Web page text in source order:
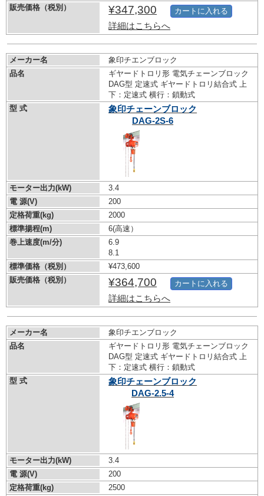
販売価格（税別） ¥347,300
詳細はこちらへ
カートに入れる
メーカー名
象印チエンブロック
品名
ギヤードトロリ形 電気チェーンブロック
DAG型 定速式 ギヤードトロリ結合式 上
下：定速式 横行：鎖動式
型 式
象印チェーンブロック
DAG-2S-6
モーター出力(kW)
3.4
電 源(V)
200
定格荷重(kg)
2000
標準揚程(m)
6(高速）
巻上速度(m/分)
6.9
8.1
標準価格（税別）
¥473,600
販売価格（税別）
¥364,700
詳細はこちらへ
カートに入れる
メーカー名
象印チエンブロック
品名
ギヤードトロリ形 電気チェーンブロック
DAG型 定速式 ギヤードトロリ結合式 上
下：定速式 横行：鎖動式
型 式
象印チェーンブロック
DAG-2.5-4
モーター出力(kW)
3.4
電 源(V)
200
定格荷重(kg)
2500